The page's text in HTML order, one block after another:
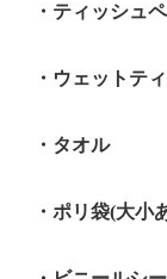
・ティッシュ
・ウェットテ
・タオル
・ポリ袋(大小